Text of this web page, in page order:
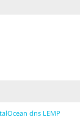
dns LEMP